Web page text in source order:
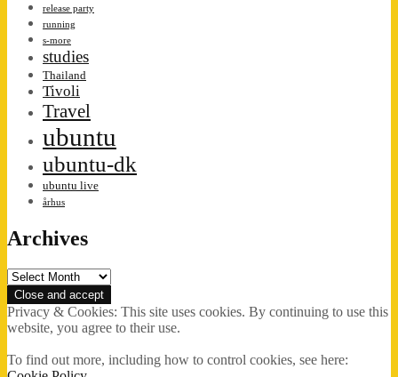
release party
running
s-more
studies
Thailand
Tivoli
Travel
ubuntu
ubuntu-dk
ubuntu live
århus
Archives
Archives
Privacy & Cookies: This site uses cookies. By continuing to use this
website, you agree to their use.
To find out more, including how to control cookies, see here: